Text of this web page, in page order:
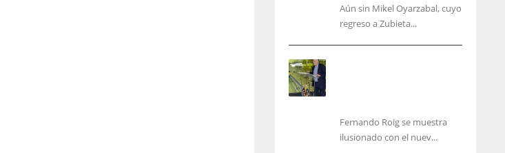
Aún sin Mikel Oyarzabal, cuyo
regreso a Zubieta...
Fernando Roig se muestra
ilusionado con el nuev...